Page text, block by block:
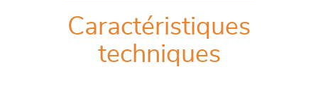
Caractéristiques
techniques